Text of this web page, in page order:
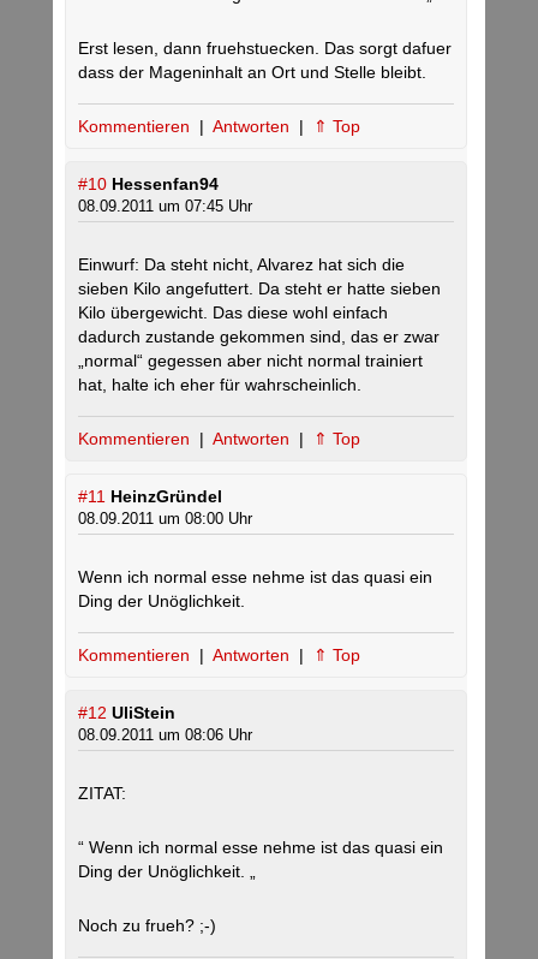
Erst lesen, dann fruehstuecken. Das sorgt dafuer
dass der Mageninhalt an Ort und Stelle bleibt.
Kommentieren | Antworten | ⇑ Top
#10 Hessenfan94
08.09.2011 um 07:45 Uhr
Einwurf: Da steht nicht, Alvarez hat sich die
sieben Kilo angefuttert. Da steht er hatte sieben
Kilo übergewicht. Das diese wohl einfach
dadurch zustande gekommen sind, das er zwar
„normal“ gegessen aber nicht normal trainiert
hat, halte ich eher für wahrscheinlich.
Kommentieren | Antworten | ⇑ Top
#11 HeinzGründel
08.09.2011 um 08:00 Uhr
Wenn ich normal esse nehme ist das quasi ein
Ding der Unöglichkeit.
Kommentieren | Antworten | ⇑ Top
#12 UliStein
08.09.2011 um 08:06 Uhr
ZITAT:
“ Wenn ich normal esse nehme ist das quasi ein
Ding der Unöglichkeit. „
Noch zu frueh? ;-)